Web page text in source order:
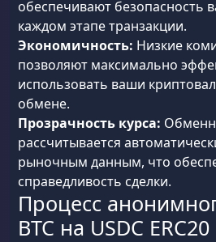
обеспечивают безопасность
каждом этапе транзакции.
Экономичность: Низкие
позволяют максимально
использовать ваши
обмене.
Прозрачность курса:
рассчитывается
рыночным данным, что
справедливость сделки.
Процесс
BTC на USDC ERC20